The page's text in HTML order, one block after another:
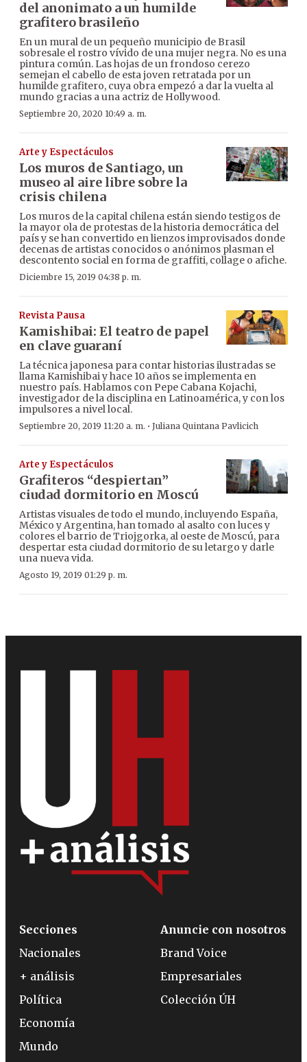
del anonimato a un humilde
grafitero brasileño
En un mural de un pequeño municipio de Brasil
sobresale el rostro vívido de una mujer negra. No es una
pintura común. Las hojas de un frondoso cerezo
semejan el cabello de esta joven retratada por un
humilde grafitero, cuya obra empezó a dar la vuelta al
mundo gracias a una actriz de Hollywood.
Septiembre 20, 2020 10:49 a. m.
Arte y Espectáculos
Los muros de Santiago, un
museo al aire libre sobre la
crisis chilena
Los muros de la capital chilena están siendo testigos de
la mayor ola de protestas de la historia democrática del
país y se han convertido en lienzos improvisados donde
decenas de artistas conocidos o anónimos plasman el
descontento social en forma de graffiti, collage o afiche.
Diciembre 15, 2019 04:38 p. m.
Revista Pausa
Kamishibai: El teatro de papel
en clave guaraní
La técnica japonesa para contar historias ilustradas se
llama Kamishibai y hace 10 años se implementa en
nuestro país. Hablamos con Pepe Cabana Kojachi,
investigador de la disciplina en Latinoamérica, y con los
impulsores a nivel local.
Septiembre 20, 2019 11:20 a. m. · Juliana Quintana Pavlicich
Arte y Espectáculos
Grafiteros “despiertan”
ciudad dormitorio en Moscú
Artistas visuales de todo el mundo, incluyendo España,
México y Argentina, han tomado al asalto con luces y
colores el barrio de Triojgorka, al oeste de Moscú, para
despertar esta ciudad dormitorio de su letargo y darle
una nueva vida.
Agosto 19, 2019 01:29 p. m.
Secciones
Nacionales
+ análisis
Política
Economía
Mundo
Anuncie con nosotros
Brand Voice
Empresariales
Colección ÚH